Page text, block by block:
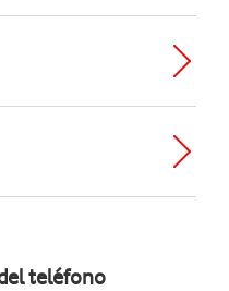
teléfono